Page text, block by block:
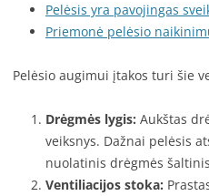
Pelėsis yra pavojingas
Priemonė pelėsio
Pelėsio augimui įtakos turi šie
Drėgmės lygis: Aukštas
veiksnys. Dažnai pelėsis
nuolatinis drėgmės
Ventiliacijos stoka: